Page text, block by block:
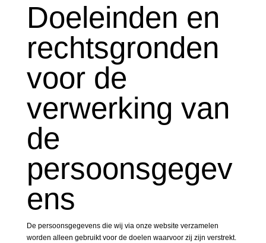
Doeleinden en
rechtsgronden
voor de
verwerking van
de
persoonsgegev
ens
De persoonsgegevens die wij via onze website verzamelen
worden alleen gebruikt voor de doelen waarvoor zij zijn verstrekt.